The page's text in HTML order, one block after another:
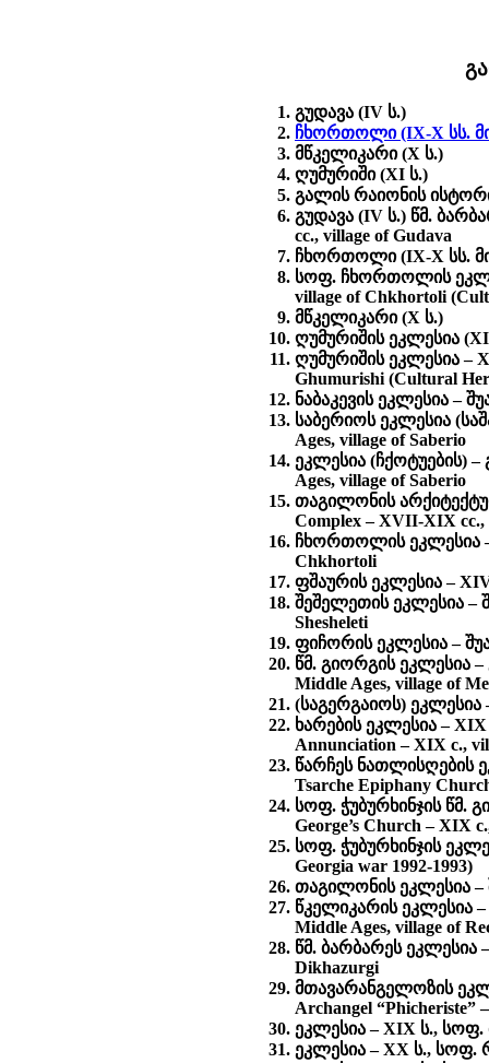
გუდავა (IV ს.)
ჩხორთოლი (IX-X სს.
მწკელიკარი (X ს.)
ღუმურიში (XI ს.)
გალის რაიონის
გუდავა (IV ს.) წმ.
cc., village of Gudava
ჩხორთოლი (IX-X სს.
სოფ. ჩხორთოლის
village of Chkhortoli
მწკელიკარი (X ს.)
ღუმურიშის ეკლესია
ღუმურიშის ეკლესია –
Ghumurishi (Cultural
ნაბაკევის ეკლესია –
საბერიოს ეკლესია
Ages, village of Saberio
ეკლესია (ჩქოტუების) –
Ages, village of Saberio
თაგილონის
Complex – XVII-XIX cc.,
ჩხორთოლის ეკლესია –
Chkhortoli
ფშაურის ეკლესია –
შეშელეთის ეკლესია –
Shesheleti
ფიჩორის ეკლესია –
წმ. გიორგის ეკლესია –
Middle Ages, village of
(საგერგაიოს) ეკლესია
ხარების ეკლესია –
Annunciation – XIX c.,
წარჩეს ნათლისღების
Tsarche Epiphany
სოფ. ჭუბურხინჯის წმ.
George’s Church – XIX
სოფ. ჭუბურხინჯის
Georgia war 1992-1993)
თაგილონის ეკლესია –
წკელიკარის ეკლესია
Middle Ages, village of
წმ. ბარბარეს ეკლესია
Dikhazurgi
მთავარანგელოზის
Archangel “Phicheriste”
ეკლესია – XIX ს., სოფ.
ეკლესია – XX ს., სოფ.